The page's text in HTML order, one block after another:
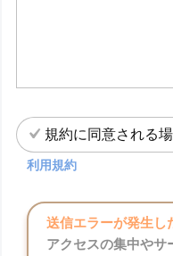
規約に同意される
利用規約
送信エラーが発生し
アクセスの集中やサ